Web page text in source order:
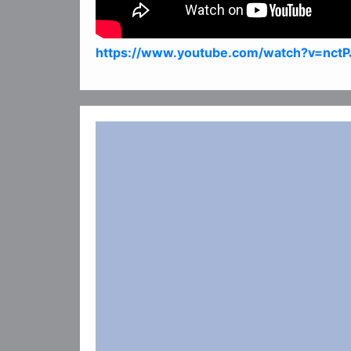
https://www.youtube.com/